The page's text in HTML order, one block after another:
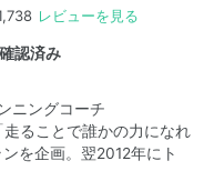
レビューを見る
認済み
ニングコーチ
ることで誰かの力になれ
を企画。翌2012年にト